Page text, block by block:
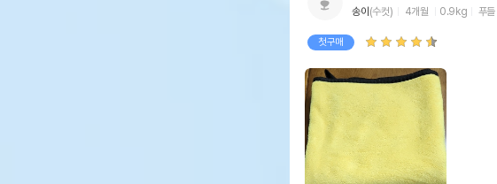
송이(수컷) 4개월 0.9kg 푸들
첫구매